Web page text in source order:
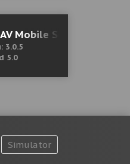
Mobile Security 3.0.5
3.0.5
5.0
Simulator